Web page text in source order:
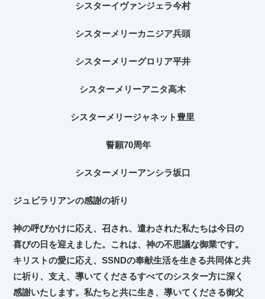
シスターイヴァンジェラ今村
シスターメリーカニジア兵頭
シスターメリーグロリア平井
シスターメリーアニタ高木
シスターメリージャネット豊里
誓願70周年
シスターメリーアンシラ坂口
ジュビラリアンの感謝の祈り
神の呼びかけに応え、召され、遣わされた私たちは今日の
喜びの日を迎えました。これは、神の不思議な御業です。
キリストの愛に応え、SSNDの奉献生活を生きる共同体と共
に祈り、支え、導いてくださるすべてのシスター方に深く
感謝いたします。私たちと共に生き、導いてくださる御父